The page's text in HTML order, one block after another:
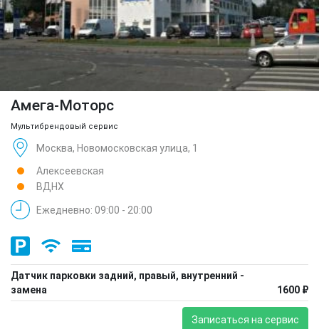
Амега-Моторс
Мультибрендовый сервис
Москва, Новомосковская улица, 1
Алексеевская
ВДНХ
Ежедневно: 09:00 - 20:00
Датчик парковки задний, правый, внутренний -
замена
1600 ₽
Записаться на сервис